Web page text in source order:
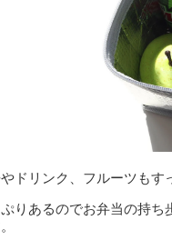
ドリンク、フルーツもす
りあるのでお弁当の持